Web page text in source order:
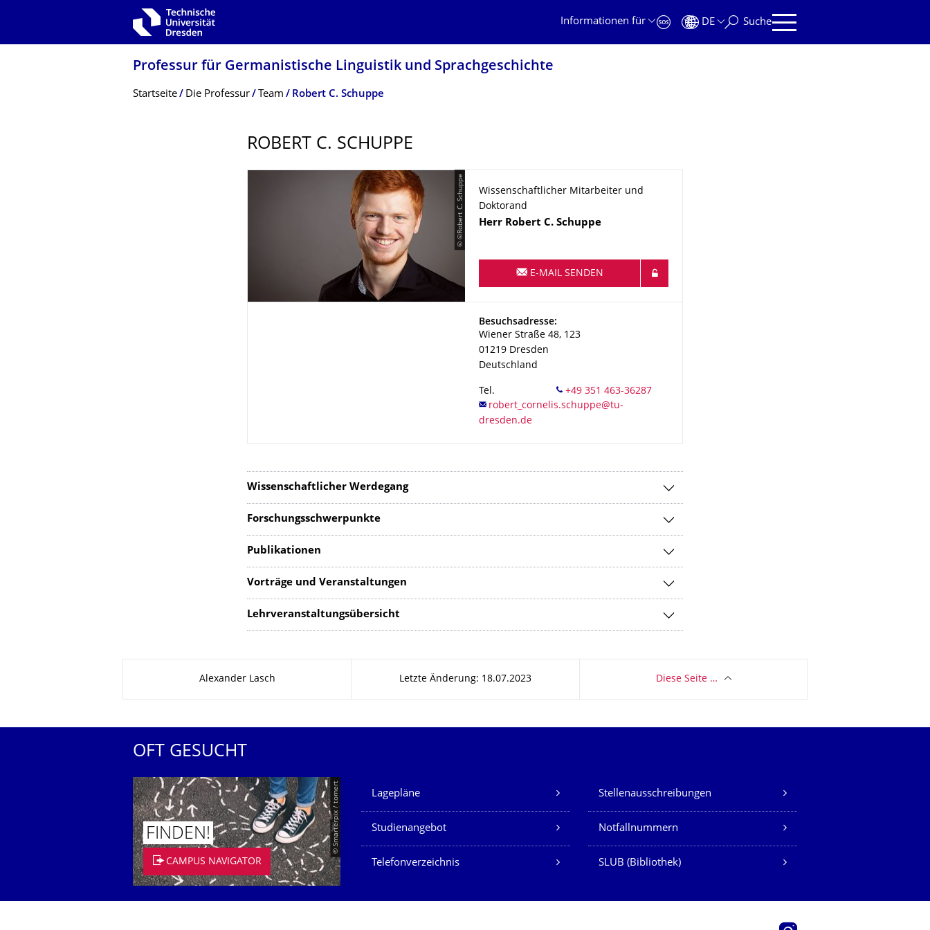
Zur Hauptnavigation springen
Informationen für
DE Suche
Professur für Germanistische Linguistik und Sprachgeschichte
Breadcrumb-Menü
Startseite Die Professur Team Robert C. Schuppe
ROBERT C. SCHUPPE
© ©Robert C. Schuppe
Wissenschaftlicher Mitarbeiter und
Doktorand
Name
Herr Robert C. Schuppe
E-MAIL SENDEN
Adresse
Besuchsadresse:
Wiener Straße 48, 123
01219 Dresden
Deutschland
Tel.
Wissenschaftlicher Werdegang
Forschungsschwerpunkte
Publikationen
Vorträge und Veranstaltungen
Lehrveranstaltungsübersicht
Alexander Lasch Letzte Änderung: 18.07.2023 Diese Seite …
OFT GESUCHT
© Smarterpix / tomert
FINDEN!
CAMPUS NAVIGATOR
Unsere Dienste
Lagepläne Stellenausschreibungen
Studienangebot Notfallnummern
Telefonverzeichnis SLUB (Bibliothek)